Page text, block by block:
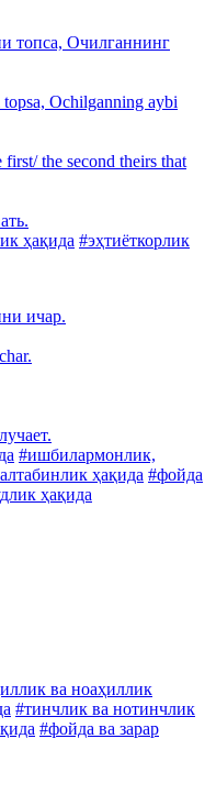
топса, Очилганнинг
Ochilganning aybi
the second theirs that
ҳақида #эҳтиёткорлик
ичар.
#ишбилармонлик,
ҳақида #фойда
ҳақида
ва ноаҳиллик
#тинчлик ва нотинчлик
#фойда ва зарар